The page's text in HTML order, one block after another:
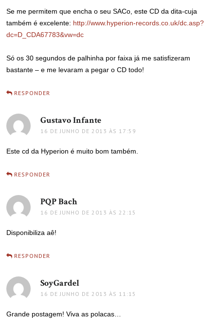
Se me permitem que encha o seu SACo, este CD da dita-cuja
também é excelente: http://www.hyperion-records.co.uk/dc.asp?
dc=D_CDA67783&vw=dc
Só os 30 segundos de palhinha por faixa já me satisfizeram
bastante – e me levaram a pegar o CD todo!
RESPONDER
Gustavo Infante
16 DE JUNHO DE 2013 ÀS 17:59
Este cd da Hyperion é muito bom também.
RESPONDER
PQP Bachdisse:
16 DE JUNHO DE 2013 ÀS 22:15
Disponibiliza aê!
RESPONDER
SoyGardel
16 DE JUNHO DE 2013 ÀS 11:15
Grande postagem! Viva as polacas…